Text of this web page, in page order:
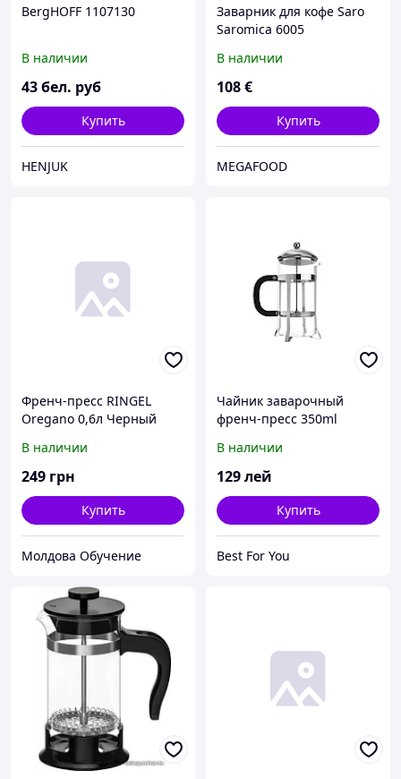
BergHOFF 1107130
В наличии
43бел. руб
Купить
HENJUK
Заварник для кофе Saro
Saromica 6005
В наличии
108€
Купить
MEGAFOOD
Френч-пресс RINGEL
Oregano 0,6л Черный
В наличии
249 грн
Купить
Молдова Обучение
Чайник заварочный
френч-пресс 350ml
В наличии
129лей
Купить
Best For You